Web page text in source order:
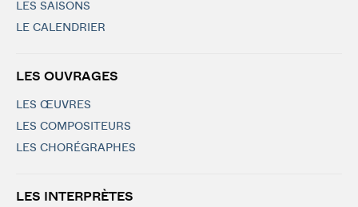
LES SAISONS
LE CALENDRIER
LES OUVRAGES
LES ŒUVRES
LES COMPOSITEURS
LES CHORÉGRAPHES
LES INTERPRÈTES